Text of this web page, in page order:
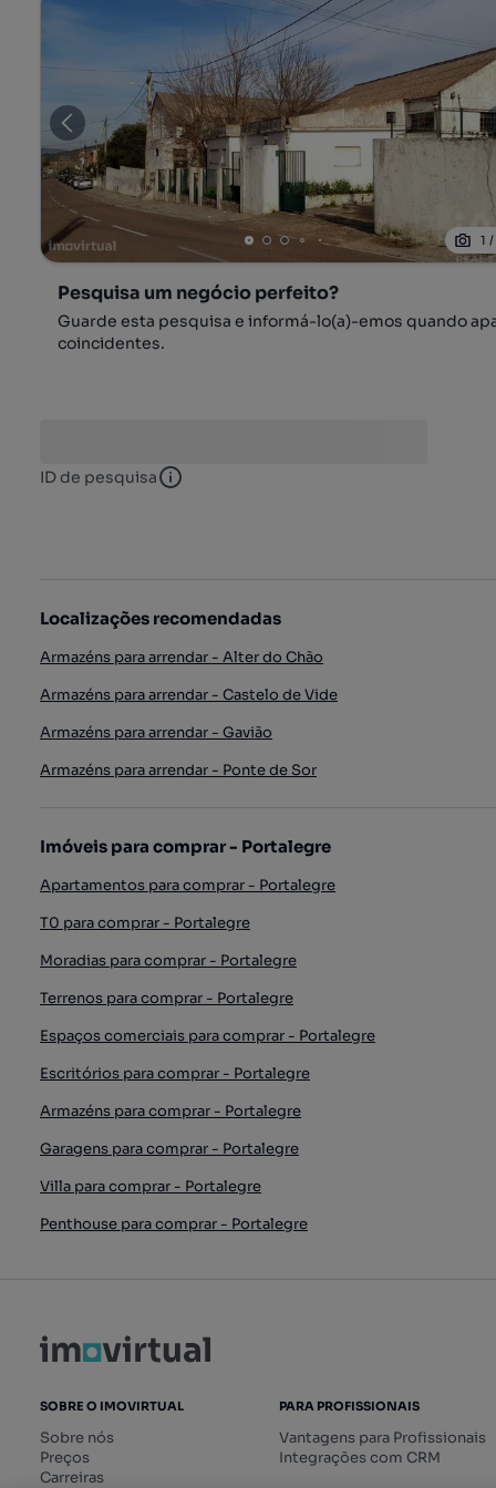
1
Pesquisa um negócio perfeito?
Guarde esta pesquisa e informá-lo(a)-emos quando
coincidentes.
ID de pesquisa ID de pesquisa
Localizações recomendadas
Armazéns para arrendar - Alter do Chão
Armazéns para arrendar - Castelo de Vide
Armazéns para arrendar - Gavião
Armazéns para arrendar - Ponte de Sor
Imóveis para comprar - Portalegre
Apartamentos para comprar - Portalegre
T0 para comprar - Portalegre
Moradias para comprar - Portalegre
Terrenos para comprar - Portalegre
Espaços comerciais para comprar - Portalegre
Escritórios para comprar - Portalegre
Armazéns para comprar - Portalegre
Garagens para comprar - Portalegre
Villa para comprar - Portalegre
Penthouse para comprar - Portalegre
SOBRE O IMOVIRTUAL
Sobre nós
Preços
Carreiras
PARA PROFISSIONAIS
Vantagens para Profissionais
Integrações com CRM